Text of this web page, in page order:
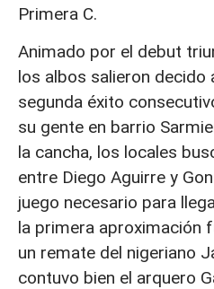
Primera C.
Animado por el debut
los albos salieron decido
segunda éxito
su gente en barrio
la cancha, los locales
entre Diego Aguirre y
juego necesario para
la primera aproximación
un remate del nigeriano
contuvo bien el arquero